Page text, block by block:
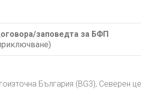
заповедта за БФП
България (BG3), Северен